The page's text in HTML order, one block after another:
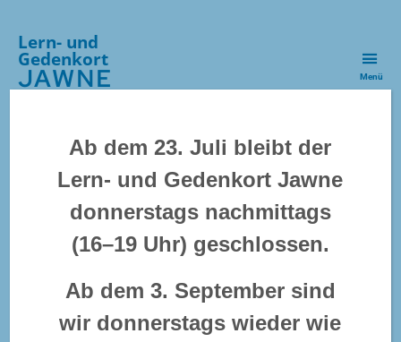
Lern- und
Gedenkort
JAWNE Menü
Kategorien
VERANSTALTUNG
Lesestunde | »Ein
Mädchen nicht von
dieser Welt« (Aharon
Appelfeld)
Ab dem 23. Juli bleibt der
Lern- und Gedenkort Jawne
donnerstags nachmittags
(16–19 Uhr) geschlossen.
Ab dem 3. September sind
wir donnerstags wieder wie